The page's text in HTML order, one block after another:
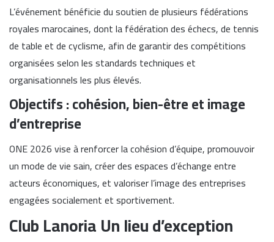
L’événement bénéficie du soutien de plusieurs fédérations
royales marocaines, dont la fédération des échecs, de tennis
de table et de cyclisme, afin de garantir des compétitions
organisées selon les standards techniques et
organisationnels les plus élevés.
Objectifs : cohésion, bien-être et image
d’entreprise
ONE 2026 vise à renforcer la cohésion d’équipe, promouvoir
un mode de vie sain, créer des espaces d’échange entre
acteurs économiques, et valoriser l’image des entreprises
engagées socialement et sportivement.
Club Lanoria Un lieu d’exception